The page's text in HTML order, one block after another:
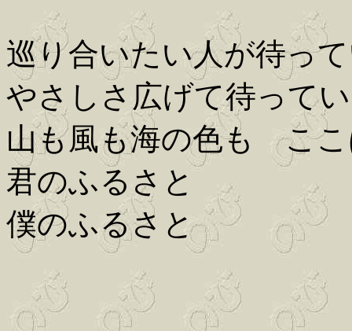
巡り合いたい人が待っ
やさしさ広げて待って
山も風も海の色も こ
君のふるさと
僕のふるさと